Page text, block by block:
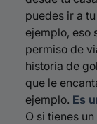
puedes ir a
ejemplo, eso
permiso de
historia de
que le
ejemplo. Es
O si tienes